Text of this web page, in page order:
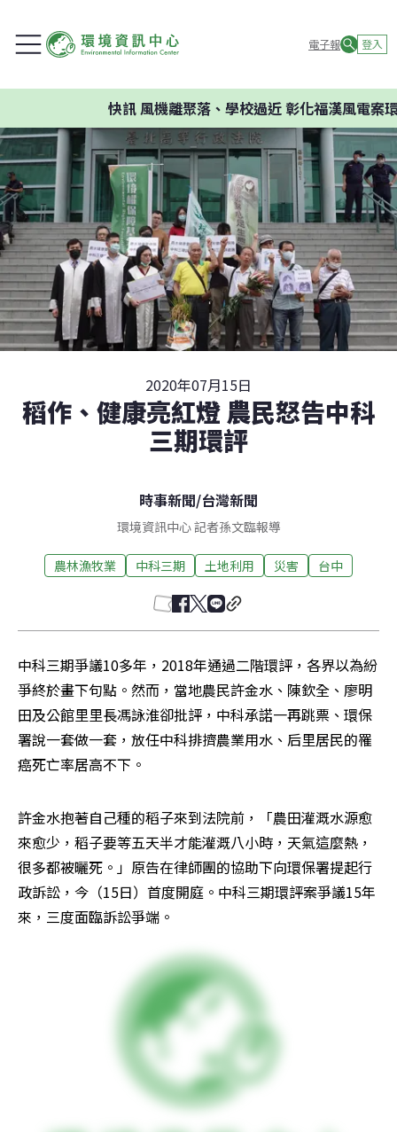
電子報 登入
風機離聚落、學校過近 彰化福漢風電案環委建
2020年07月15日
稻作、健康亮紅燈 農民怒告中科
三期環評
時事新聞/台灣新聞
環境資訊中心 記者孫文臨報導
農林漁牧業 中科三期 土地利用 災害 台中
中科三期爭議10多年，2018年通過二階環評，各界以為紛
爭終於畫下句點。然而，當地農民許金水、陳欽全、廖明
田及公館里里長馮詠淮卻批評，中科承諾一再跳票、環保
署說一套做一套，放任中科排擠農業用水、后里居民的罹
癌死亡率居高不下。
許金水抱著自己種的稻子來到法院前，「農田灌溉水源愈
來愈少，稻子要等五天半才能灌溉八小時，天氣這麼熱，
很多都被曬死。」原告在律師團的協助下向環保署提起行
政訴訟，今（15日）首度開庭。中科三期環評案爭議15年
來，三度面臨訴訟爭端。